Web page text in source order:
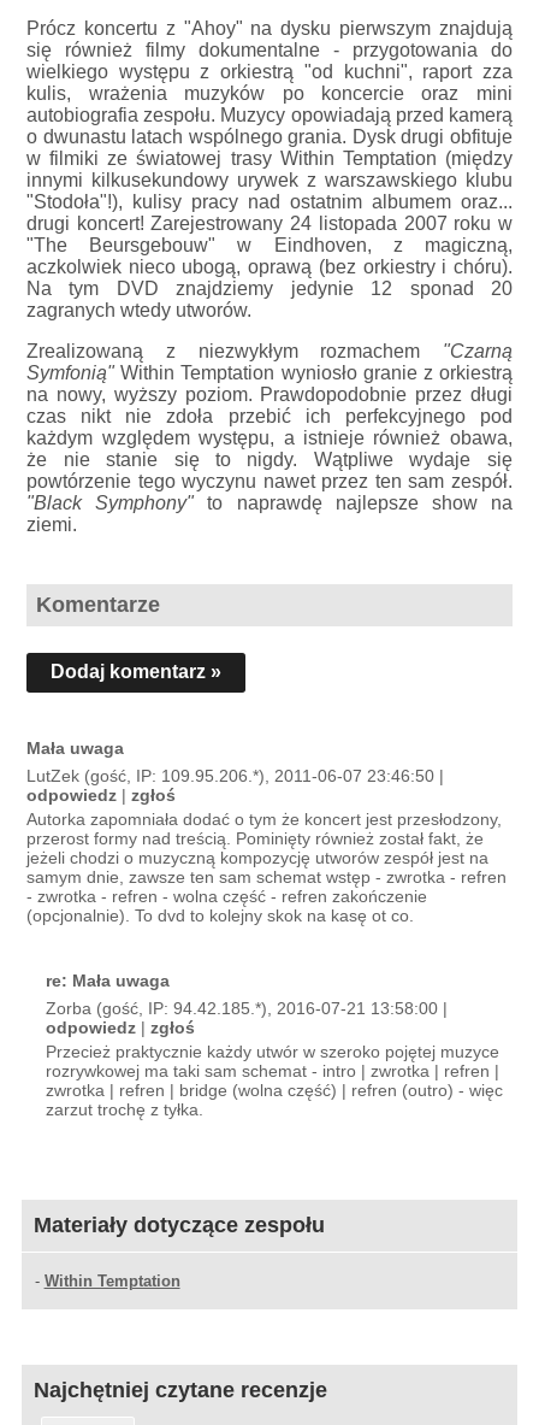
Prócz koncertu z "Ahoy" na dysku pierwszym znajdują
się również filmy dokumentalne - przygotowania do
wielkiego występu z orkiestrą "od kuchni", raport zza
kulis, wrażenia muzyków po koncercie oraz mini
autobiografia zespołu. Muzycy opowiadają przed kamerą
o dwunastu latach wspólnego grania. Dysk drugi obfituje
w filmiki ze światowej trasy Within Temptation (między
innymi kilkusekundowy urywek z warszawskiego klubu
"Stodoła"!), kulisy pracy nad ostatnim albumem oraz...
drugi koncert! Zarejestrowany 24 listopada 2007 roku w
"The Beursgebouw" w Eindhoven, z magiczną,
aczkolwiek nieco ubogą, oprawą (bez orkiestry i chóru).
Na tym DVD znajdziemy jedynie 12 sponad 20
zagranych wtedy utworów.
Zrealizowaną z niezwykłym rozmachem "Czarną
Symfonią"Within Temptation wyniosło granie z orkiestrą
na nowy, wyższy poziom. Prawdopodobnie przez długi
czas nikt nie zdoła przebić ich perfekcyjnego pod
każdym względem występu, a istnieje również obawa,
że nie stanie się to nigdy. Wątpliwe wydaje się
powtórzenie tego wyczynu nawet przez ten sam zespół.
"Black Symphony"to naprawdę najlepsze show na
ziemi.
Komentarze
Dodaj komentarz »
Mała uwaga
LutZek (gość, IP: 109.95.206.*), 2011-06-07 23:46:50 |
odpowiedz |zgłoś
Autorka zapomniała dodać o tym że koncert jest przesłodzony,
przerost formy nad treścią. Pominięty również został fakt, że
jeżeli chodzi o muzyczną kompozycję utworów zespół jest na
samym dnie, zawsze ten sam schemat wstęp - zwrotka - refren
- zwrotka - refren - wolna część - refren zakończenie
(opcjonalnie). To dvd to kolejny skok na kasę ot co.
re: Mała uwaga
Zorba (gość, IP: 94.42.185.*), 2016-07-21 13:58:00 |
odpowiedz |zgłoś
Przecież praktycznie każdy utwór w szeroko pojętej muzyce
rozrywkowej ma taki sam schemat - intro | zwrotka | refren |
zwrotka | refren | bridge (wolna część) | refren (outro) - więc
zarzut trochę z tyłka.
Materiały dotyczące zespołu
- Within Temptation
Najchętniej czytane recenzje